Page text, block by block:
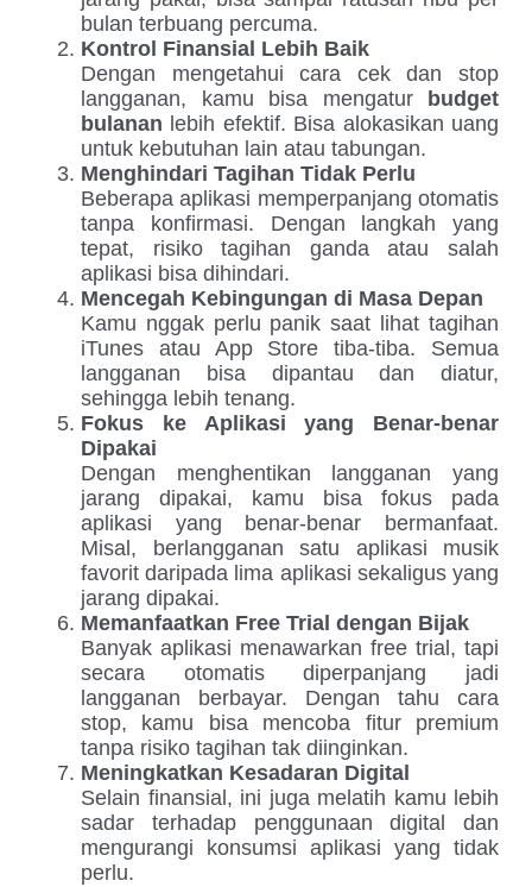
bulan terbuang percuma.
Kontrol Finansial Lebih Baik
Dengan mengetahui cara cek dan stop
langganan, kamu bisa mengatur
budget
bulanan lebih efektif. Bisa alokasikan uang
untuk kebutuhan lain atau tabungan.
Menghindari Tagihan Tidak Perlu
Beberapa aplikasi memperpanjang otomatis
tanpa konfirmasi. Dengan langkah yang
tepat, risiko tagihan ganda atau salah
aplikasi bisa dihindari.
Mencegah Kebingungan di Masa Depan
Kamu nggak perlu panik saat lihat tagihan
iTunes atau App Store tiba-tiba. Semua
langganan bisa dipantau dan diatur,
sehingga lebih tenang.
Fokus ke Aplikasi yang Benar-benar
Dipakai
Dengan menghentikan langganan yang
jarang dipakai, kamu bisa fokus pada
aplikasi yang benar-benar bermanfaat.
Misal, berlangganan satu aplikasi musik
favorit daripada lima aplikasi sekaligus yang
jarang dipakai.
Memanfaatkan Free Trial dengan Bijak
Banyak aplikasi menawarkan free trial, tapi
secara otomatis diperpanjang jadi
langganan berbayar. Dengan tahu cara
stop, kamu bisa mencoba fitur premium
tanpa risiko tagihan tak diinginkan.
Meningkatkan Kesadaran Digital
Selain finansial, ini juga melatih kamu lebih
sadar terhadap penggunaan digital dan
mengurangi konsumsi aplikasi yang tidak
perlu.